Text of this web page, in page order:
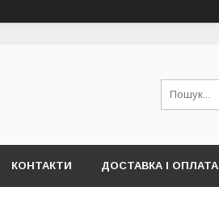
КОНТАКТИ ДОСТАВКА І ОПЛАТА